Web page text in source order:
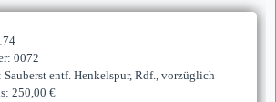
0072
entf. Henkelspur, Rdf., vorzüglich
250,00 €